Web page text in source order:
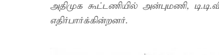
அதிமுக கூட்டணியில் அன்புமணி,
எதிர்பார்க்கின்றனர்.